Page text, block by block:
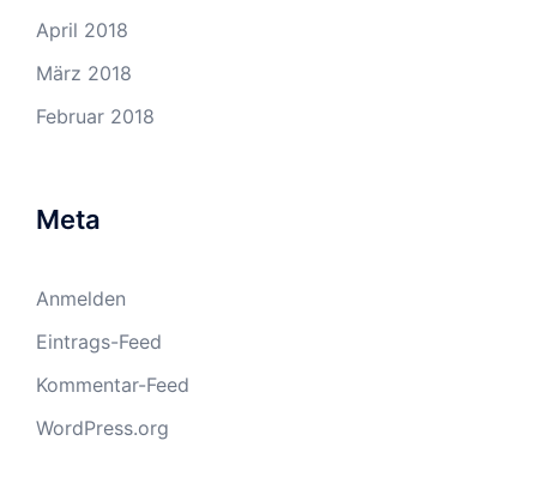
April 2018
März 2018
Februar 2018
Meta
Anmelden
Eintrags-Feed
Kommentar-Feed
WordPress.org